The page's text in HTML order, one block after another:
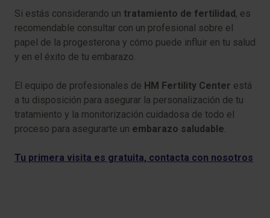
Si estás considerando un tratamiento de fertilidad , es
recomendable consultar con un profesional sobre el
papel de la progesterona y cómo puede influir en tu salud
y en el éxito de tu embarazo.
El equipo de profesionales de HM Fertility Center está
a tu disposición para asegurar la personalización de tu
tratamiento y la monitorización cuidadosa de todo el
proceso para asegurarte un embarazo saludable.
Tu primera visita es gratuita, contacta con nosotros